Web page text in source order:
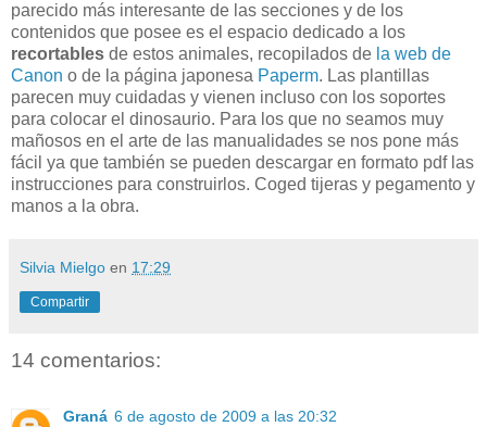
parecido más interesante de las secciones y de los
contenidos que posee es el espacio dedicado a los
recortables de estos animales, recopilados de la web de
Canon o de la página japonesa Paperm. Las plantillas
parecen muy cuidadas y vienen incluso con los soportes
para colocar el dinosaurio. Para los que no seamos muy
mañosos en el arte de las manualidades se nos pone más
fácil ya que también se pueden descargar en formato pdf las
instrucciones para construirlos. Coged tijeras y pegamento y
manos a la obra.
Silvia Mielgo en 17:29
Compartir
14 comentarios:
Graná 6 de agosto de 2009 a las 20:32